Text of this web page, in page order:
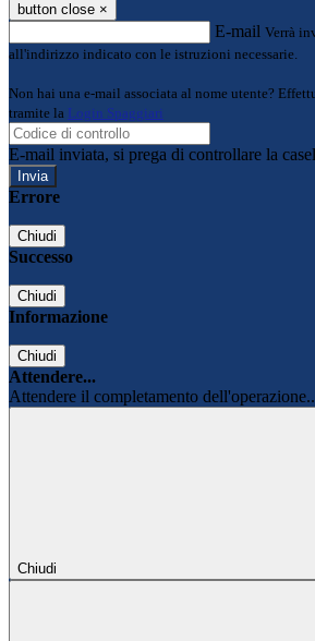
button close ×
E-mail Verrà
all'indirizzo indicato con le istruzioni necessarie.
Non hai una e-mail associata al nome utente?
tramite la Login Spaggiari
E-mail inviata, si prega di controllare la
Errore
Chiudi
Successo
Chiudi
Informazione
Chiudi
Attendere...
Attendere il completamento
Chiudi